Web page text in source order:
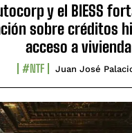
y el BIESS
sobre créditos
acceso a vivienda
#NTF Juan José